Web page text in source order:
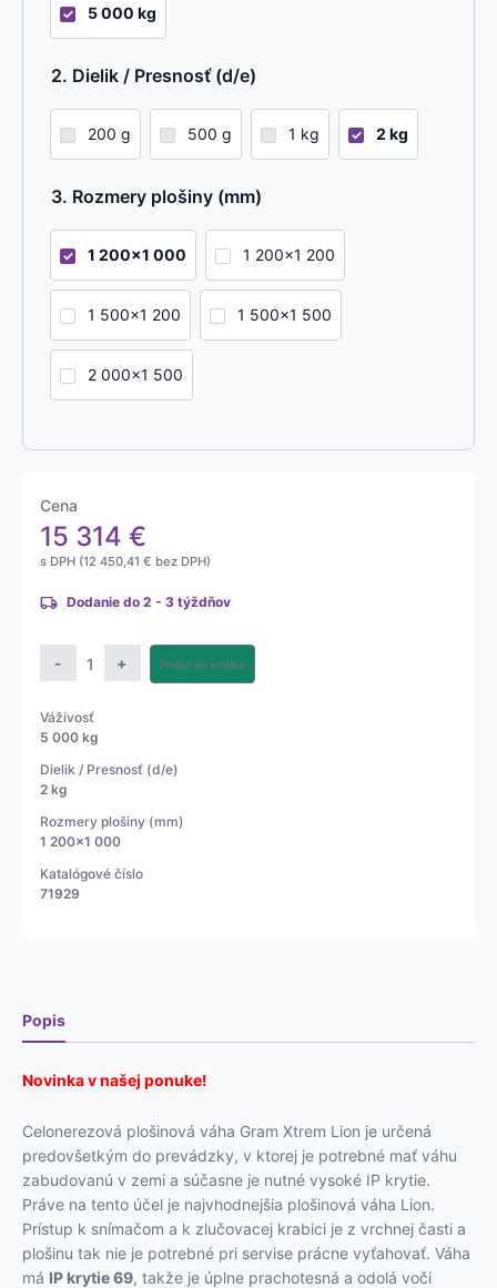
5 000 kg
Dielik / Presnosť (d/e)
200 g 500 g 1 kg 2 kg
Rozmery plošiny (mm)
1 200x1 000 1 200x1 200
1 500x1 200 1 500x1 500
2 000x1 500
Cena
15 314 €
s DPH (12 450,41 € bez DPH)
Dodanie do 2 - 3 týždňov
-
množstvo
Technologická
(AISI
plošinová
váha
Lion
600kg-
5000kg
+ Pridať do košíka
Váživosť
5 000 kg
Dielik / Presnosť (d/e)
2 kg
Rozmery plošiny (mm)
1 200x1 000
Katalógové číslo
71929
Popis
Novinka v našej ponuke!
Celonerezová plošinová váha Gram Xtrem Lion je určená
predovšetkým do prevádzky, v ktorej je potrebné mať váhu
zabudovanú v zemi a súčasne je nutné vysoké IP krytie.
Práve na tento účel je najvhodnejšia plošinová váha Lion.
Prístup k snímačom a k zlučovacej krabici je z vrchnej časti a
plošinu tak nie je potrebné pri servise prácne vyťahovať. Váha
má IP krytie 69, takže je úplne prachotesná a odolá voči